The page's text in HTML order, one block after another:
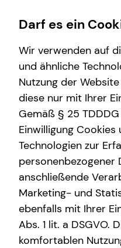
Wissenswertes
Über mich
Über tecis
Podcast
teamzukunft
Karriere-Infos
Karrierechancen
Initiativbewerbung
Finanzberatung
Videoberatung
Spezialisten-Netzwerk
Private
Immobilienfinanzierung
Betriebliche
Investment
Service
Kundenportal
Schadenabwicklung
Darf es ein
Wir verwenden auf
und ähnliche
Nutzung der
diese nur mit Ihrer
Gemäß § 25
Einwilligung Cookies
Technologien zur
personenbezogener
anschließende
Marketing- und
ebenfalls mit Ihrer
Abs. 1 lit. a DSGVO.
komfortablen